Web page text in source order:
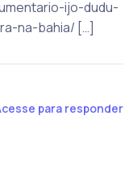
ijo-dudu-
na-bahia/ […]
para responder